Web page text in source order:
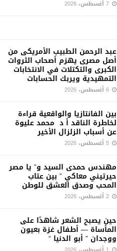
عبد الرحمن الطبيب الأمريكى من
أصل مصرى يهزم أصحاب الثروات
الكبرى والتكتلات في الانتخابات
التمهيدية ويربك الحسابات
بين الفانتازيا والواقعية قراءة
لخاطرة الناقد أ د محمد عليوة
عن أسباب الزلزال الأخير
مهندس حمدى السيد و” يا مصر
حيرتيني معاكي ” بين عتاب
المحب وصدق العشق للوطن
حين يصبح الشعر شاهدًا على
المأساة — أطفال غزة بعيون
ووجدان ” أبو الدنيا “